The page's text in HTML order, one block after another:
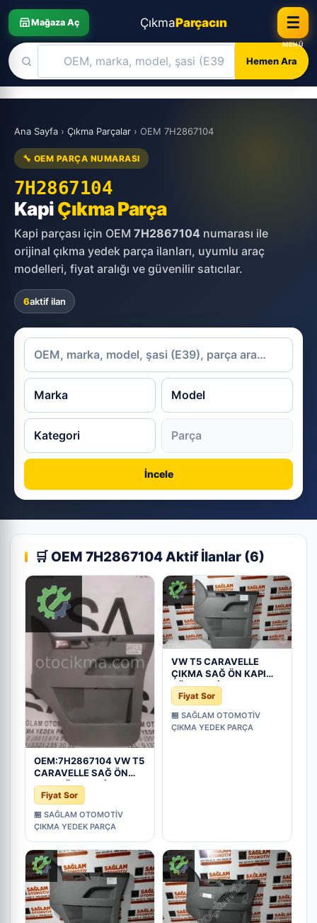
Mağaza Aç ÇıkmaParçacın
Hemen Ara
☰
Skip
content
Ana Sayfa › Çıkma Parçalar › OEM 7H2867104
🔧 OEM PARÇA NUMARASI
7H2867104
KapiÇıkma Parça
Kapi parçası için OEM 7H2867104 numarası ile
orijinal çıkma yedek parça ilanları, uyumlu araç
modelleri, fiyat aralığı ve güvenilir satıcılar.
6aktif ilan
İncele
🛒 OEM 7H2867104 Aktif İlanlar (6)
OEM:7H2867104 VW T5
CARAVELLE SAĞ ÖN
KAPI SÖŞEMESİ
Fiyat Sor
🏪 SAĞLAM OTOMOTİV
ÇIKMA YEDEK PARÇA
VW T5 CARAVELLE
ÇIKMA SAĞ ÖN KAPI
DÖŞEMESİ OEM;
7H2867104
Fiyat Sor
🏪 SAĞLAM OTOMOTİV
ÇIKMA YEDEK PARÇA